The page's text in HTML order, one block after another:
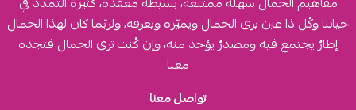
حياتنا وكُل ذا عين يرى الجمال ويميّزه ويعرفه، ولربّما كان لهذا الجمال
إطارٌ يجتمع فيه ومصدرٌ يؤخذ منه، وإن كُنت ترى الجمال فتجده
معنا
تواصل معنا